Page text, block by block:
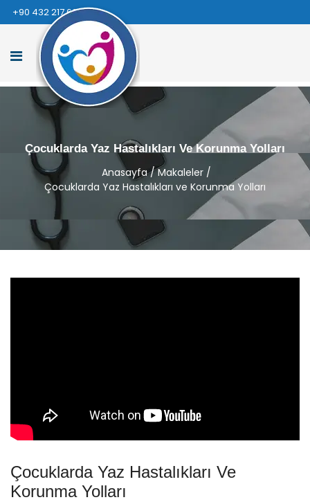
+90 432 217 66 66
Çocuklarda Yaz Hastalıkları Ve Korunma Yolları
Anasayfa / Makaleler /
Çocuklarda Yaz Hastalıkları ve Korunma Yolları
Çocuklarda Yaz Hastalıkları Ve
Korunma Yolları